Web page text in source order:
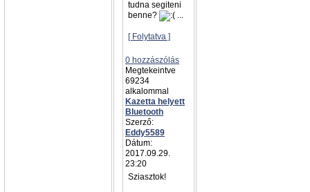
tudna segiteni
benne?
...
[ Folytatva ]
0 hozzászólás
Megtekeintve
69234
alkalommal
Kazetta helyett
Bluetooth
Szerző:
Eddy5589
Dátum:
2017.09.29.
23:20
Sziasztok!